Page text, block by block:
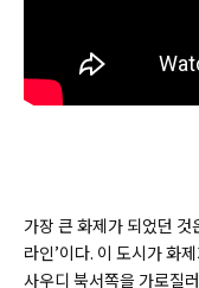
가장 큰 화제가 되었던 것
라인’이다. 이 도시가 화
사우디 북서쪽을 가로질